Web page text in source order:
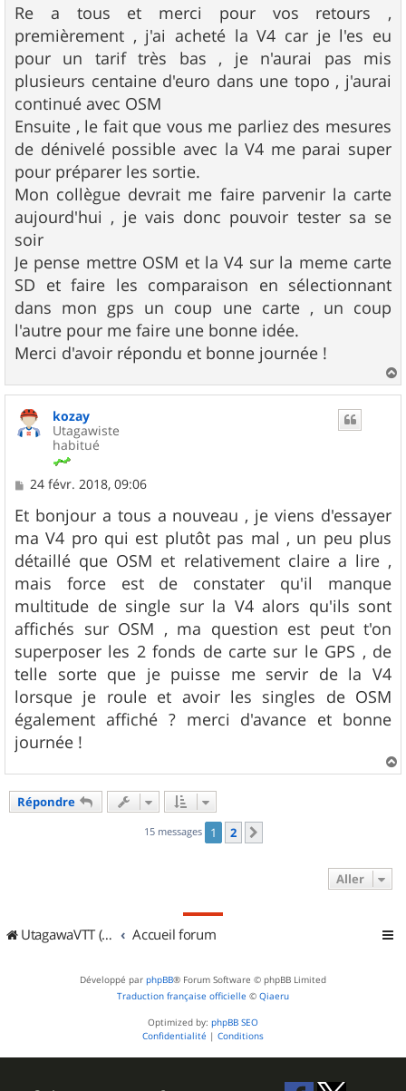
s
s
a
g
e
Re a tous et merci pour vos retours ,
premièrement , j'ai acheté la V4 car je l'es eu
pour un tarif très bas , je n'aurai pas mis
plusieurs centaine d'euro dans une topo , j'aurai
continué avec OSM
Ensuite , le fait que vous me parliez des mesures
de dénivelé possible avec la V4 me parai super
pour préparer les sortie.
Mon collègue devrait me faire parvenir la carte
aujourd'hui , je vais donc pouvoir tester sa se
soir
Je pense mettre OSM et la V4 sur la meme carte
SD et faire les comparaison en sélectionnant
dans mon gps un coup une carte , un coup
l'autre pour me faire une bonne idée.
Merci d'avoir répondu et bonne journée !
a
kozay
Utagawiste
habitué
M
s
s
a
g
e
24 févr. 2018, 09:06
Et bonjour a tous a nouveau , je viens d'essayer
ma V4 pro qui est plutôt pas mal , un peu plus
détaillé que OSM et relativement claire a lire ,
mais force est de constater qu'il manque
multitude de single sur la V4 alors qu'ils sont
affichés sur OSM , ma question est peut t'on
superposer les 2 fonds de carte sur le GPS , de
telle sorte que je puisse me servir de la V4
lorsque je roule et avoir les singles de OSM
également affiché ? merci d'avance et bonne
journée !
a
Répondre
15 messages 1 2
Aller
UtagawaVTT (Randos VTT et VTTAE avec traces GPS) Accueil forum
Développé par phpBB® Forum Software © phpBB Limited
Traduction française officielle © Qiaeru
Optimized by: phpBB SEO
Confidentialité | Conditions